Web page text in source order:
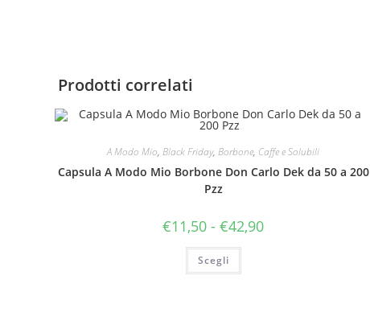
Prodotti correlati
A Modo Mio,Black Friday,Borbone, Caffe e Solubili
Capsula A Modo Mio Borbone Don Carlo Dek da 50 a 200
Pzz
€11,50 - €42,90Fascia
Scegli
Questo
ha